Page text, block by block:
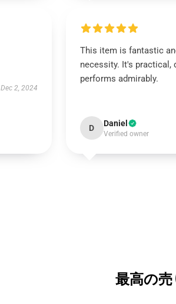
Dec 2, 2024
This item is fantastic
necessity. It's practical,
performs admirably.
D Daniel
Verified owner
最高の